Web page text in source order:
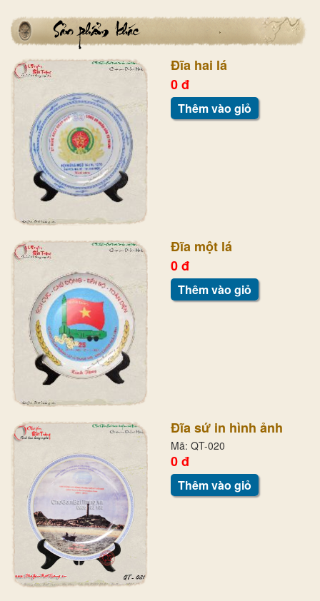
Đĩa hai lá
0 đ
Thêm vào giỏ
Đĩa một lá
0 đ
Thêm vào giỏ
Đĩa sứ in hình ảnh
Mã: QT-020
0 đ
Thêm vào giỏ